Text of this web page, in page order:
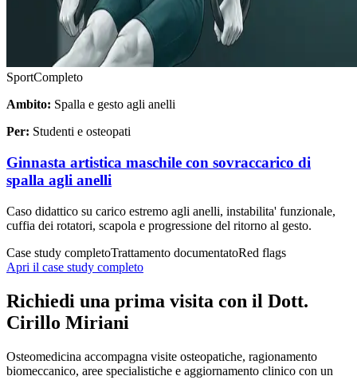
SportCompleto
Ambito: Spalla e gesto agli anelli
Per: Studenti e osteopati
Ginnasta artistica maschile con sovraccarico di
spalla agli anelli
Caso didattico su carico estremo agli anelli, instabilita' funzionale,
cuffia dei rotatori, scapola e progressione del ritorno al gesto.
Case study completoTrattamento documentatoRed flags
Apri il case study completo
Richiedi una prima visita con il Dott.
Cirillo Miriani
Osteomedicina accompagna visite osteopatiche, ragionamento
biomeccanico, aree specialistiche e aggiornamento clinico con un